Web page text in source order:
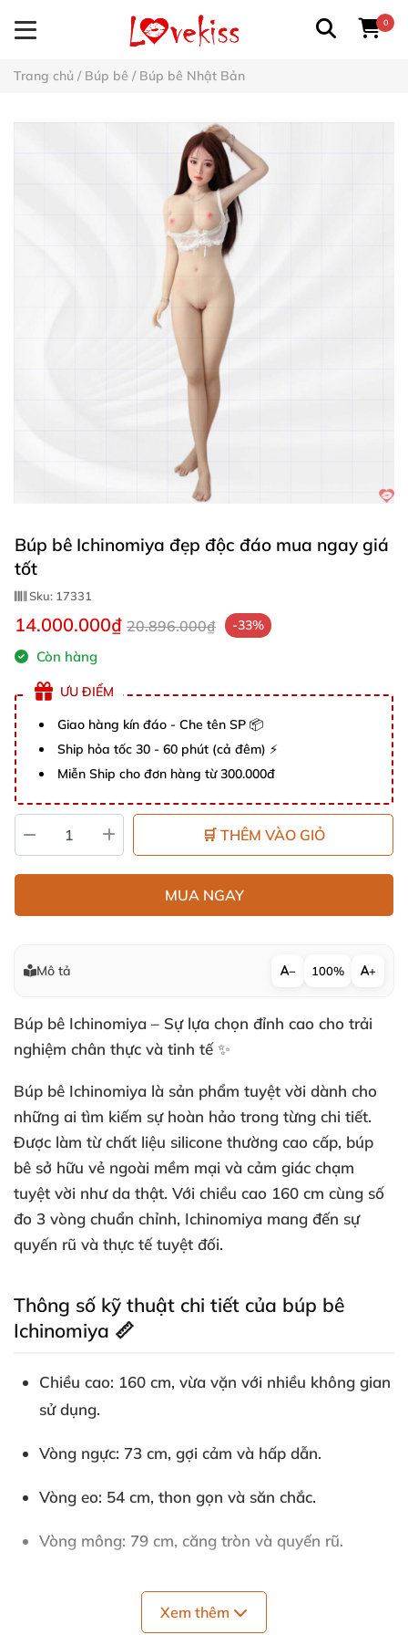
0
Trang chủ / Búp bê / Búp bê Nhật Bản
Búp bê Ichinomiya đẹp độc đáo mua ngay giá
tốt
Sku: 17331
14.000.000₫ 20.896.000₫ -33%
Còn hàng
ƯU ĐIỂM
Giao hàng kín đáo - Che tên SP 📦
Ship hỏa tốc 30 - 60 phút (cả đêm) ⚡
Miễn Ship cho đơn hàng từ 300.000đ
🛒 THÊM VÀO GIỎ
MUA NGAY
Mô tả − 100% +
Búp bê Ichinomiya – Sự lựa chọn đỉnh cao cho trải
nghiệm chân thực và tinh tế ✨
Búp bê Ichinomiya là sản phẩm tuyệt vời dành cho
những ai tìm kiếm sự hoàn hảo trong từng chi tiết.
Được làm từ chất liệu silicone thường cao cấp, búp
bê sở hữu vẻ ngoài mềm mại và cảm giác chạm
tuyệt vời như da thật. Với chiều cao 160 cm cùng số
đo 3 vòng chuẩn chỉnh, Ichinomiya mang đến sự
quyến rũ và thực tế tuyệt đối.
Thông số kỹ thuật chi tiết của búp bê
Ichinomiya 📏
Chiều cao: 160 cm, vừa vặn với nhiều không gian
sử dụng.
Vòng ngực: 73 cm, gợi cảm và hấp dẫn.
Vòng eo: 54 cm, thon gọn và săn chắc.
Vòng mông: 79 cm, căng tròn và quyến rũ.
vẫn vững chắc trong từng cử chỉ.
Xem thêm